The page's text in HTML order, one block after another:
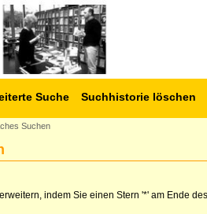
Suche Suchhistorie löschen
Suchen
indem Sie einen Stern '*' am Ende